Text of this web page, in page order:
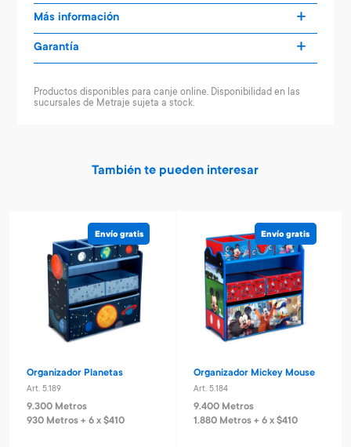
Más información
Garantía
Productos disponibles para canje online. Disponibilidad en las
sucursales de Metraje sujeta a stock.
También te pueden interesar
Envío gratis
Organizador Planetas
Art. 5.189
9.300 Metros
930 Metros + 6 x $410
Envío gratis
Organizador Mickey Mouse
Art. 5.184
9.400 Metros
1.880 Metros + 6 x $410